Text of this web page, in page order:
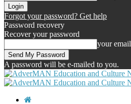
Forgot your password? Get help
Password recovery
Recover your password
your email
A password will be e-mailed to you.